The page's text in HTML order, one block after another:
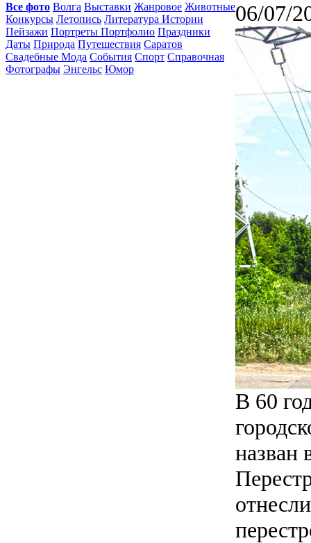
Все фото Волга Выставки Жанровое Животные
Конкурсы Летопись Литература Истории
Пейзажи Портреты Портфолио Праздники
Даты Природа Путешествия Саратов
Свадебные Мода События Спорт Справочная
Фотографы Энгельс Юмор
06/07/
В 60
назван